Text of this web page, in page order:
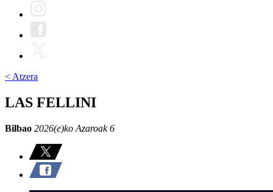
< Atzera
LAS FELLINI
Bilbao 2026(e)ko Azaroak 6